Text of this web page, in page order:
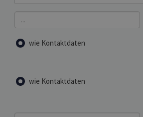
wie Kontaktdaten
wie Kontaktdaten